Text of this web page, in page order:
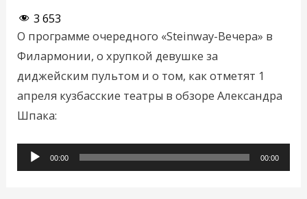
3 653
О программе очередного «Steinway-Вечера» в
Филармонии, о хрупкой девушке за
диджейским пультом и о том, как отметят 1
апреля кузбасские театры в обзоре Александра
Шпака:
Аудиоплеер
00:00 00:00